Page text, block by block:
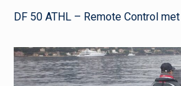
DF 50 ATHL – Remote Control